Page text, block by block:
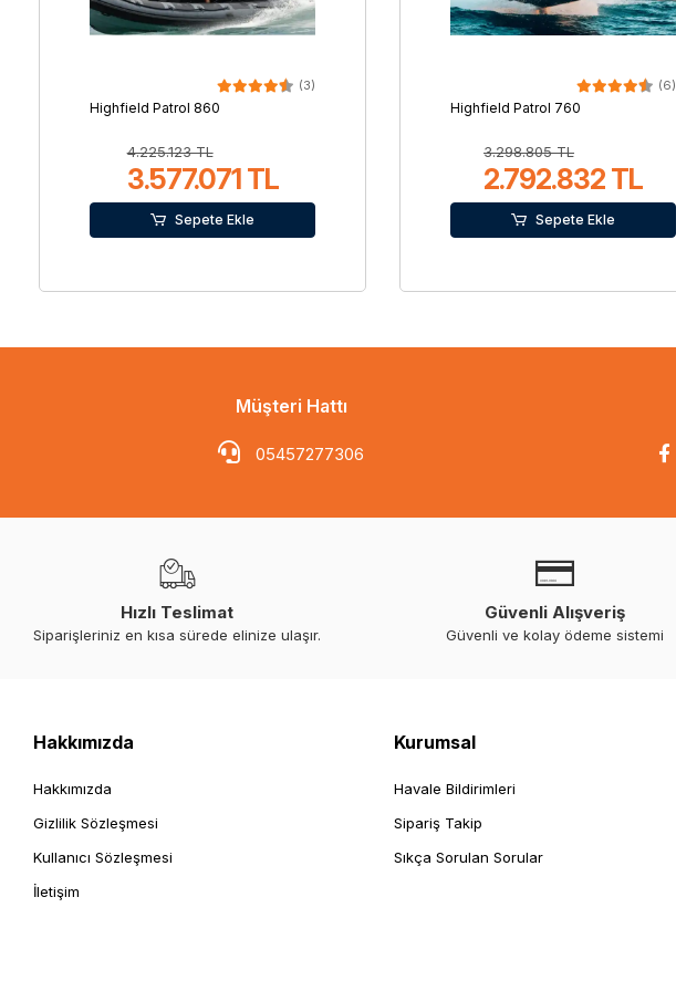
(3)
Highfield Patrol 860
4.225.123 TL
3.577.071 TL
Sepete Ekle
(6)
Highfield Patrol 760
3.298.805 TL
2.792.832 TL
Sepete Ekle
Müşteri Hattı
05457277306
Hızlı Teslimat
Siparişleriniz en kısa sürede elinize ulaşır.
Güvenli Alışveriş
Güvenli ve kolay ödeme sistemi
Hakkımızda
Hakkımızda
Gizlilik Sözleşmesi
Kullanıcı Sözleşmesi
İletişim
Kurumsal
Havale Bildirimleri
Sipariş Takip
Sıkça Sorulan Sorular